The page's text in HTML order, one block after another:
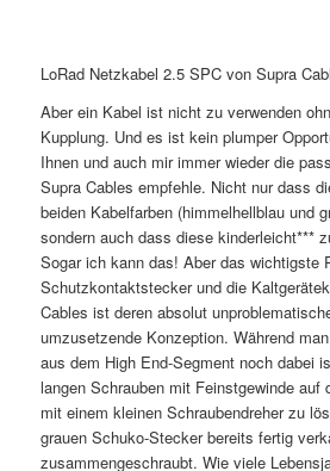
LoRad Netzkabel 2.5 SPC von Supra
Aber ein Kabel ist nicht zu verwenden
Kupplung. Und es ist kein plumper
Ihnen und auch mir immer wieder die
Supra Cables empfehle. Nicht nur dass
beiden Kabelfarben (himmelhellblau und
sondern auch dass diese kinderleicht***
Sogar ich kann das! Aber das wichtigste
Schutzkontaktstecker und die
Cables ist deren absolut
umzusetzende Konzeption. Während
aus dem High End-Segment noch dabei
langen Schrauben mit Feinstgewinde auf
mit einem kleinen Schraubendreher zu
grauen Schuko-Stecker bereits fertig
zusammengeschraubt. Wie viele